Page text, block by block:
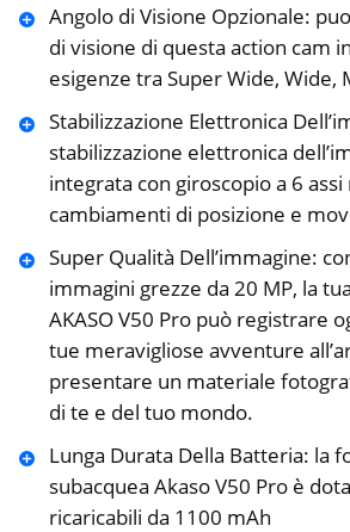
Angolo di Visione Opzionale:
di visione di questa action cam
esigenze tra Super Wide, Wide,
Stabilizzazione Elettronica
stabilizzazione elettronica
integrata con giroscopio a 6 assi
cambiamenti di posizione e
Super Qualità Dell’immagine:
immagini grezze da 20 MP, la
AKASO V50 Pro può registrare
tue meravigliose avventure
presentare un materiale
di te e del tuo mondo.
Lunga Durata Della Batteria: la
subacquea Akaso V50 Pro è
ricaricabili da 1100 mAh